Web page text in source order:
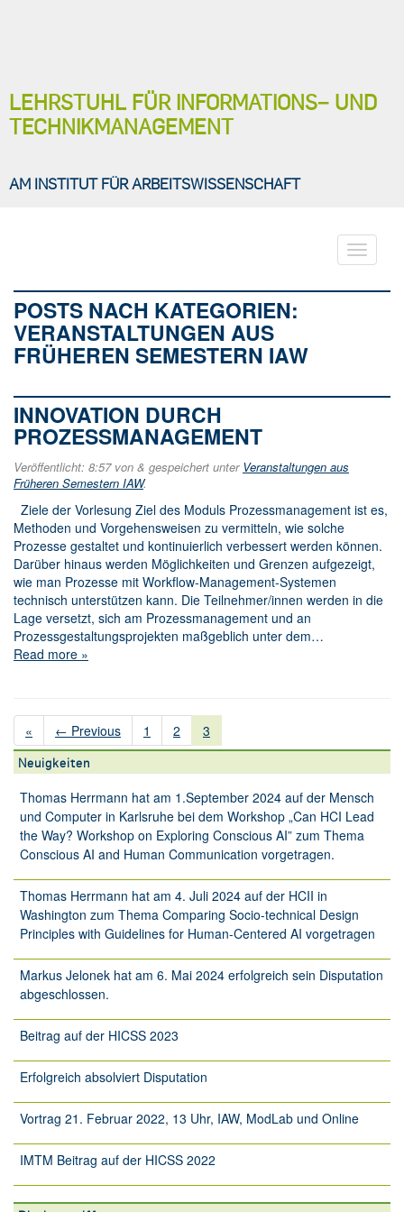
LEHRSTUHL FÜR INFORMATIONS− UND
TECHNIKMANAGEMENT
AM INSTITUT FÜR ARBEITSWISSENSCHAFT
Toggle
POSTS NACH KATEGORIEN:
VERANSTALTUNGEN AUS
FRÜHEREN SEMESTERN IAW
INNOVATION DURCH
PROZESSMANAGEMENT
Veröffentlicht: 8:57von & gespeichert unter Veranstaltungen aus
Früheren Semestern IAW.
Ziele der Vorlesung Ziel des Moduls Prozessmanagement ist es,
Methoden und Vorgehensweisen zu vermitteln, wie solche
Prozesse gestaltet und kontinuierlich verbessert werden können.
Darüber hinaus werden Möglichkeiten und Grenzen aufgezeigt,
wie man Prozesse mit Workflow-Management-Systemen
technisch unterstützen kann. Die Teilnehmer/innen werden in die
Lage versetzt, sich am Prozessmanagement und an
Prozessgestaltungsprojekten maßgeblich unter dem…
Read more »
« ← Previous 1 2 3
Neuigkeiten
Thomas Herrmann hat am 1.September 2024 auf der Mensch
und Computer in Karlsruhe bei dem Workshop „Can HCI Lead
the Way? Workshop on Exploring Conscious AI” zum Thema
Conscious AI and Human Communication vorgetragen.
Thomas Herrmann hat am 4. Juli 2024 auf der HCII in
Washington zum Thema Comparing Socio-technical Design
Principles with Guidelines for Human-Centered AI vorgetragen
Markus Jelonek hat am 6. Mai 2024 erfolgreich sein Disputation
abgeschlossen.
Beitrag auf der HICSS 2023
Erfolgreich absolviert Disputation
Vortrag 21. Februar 2022, 13 Uhr, IAW, ModLab und Online
IMTM Beitrag auf der HICSS 2022